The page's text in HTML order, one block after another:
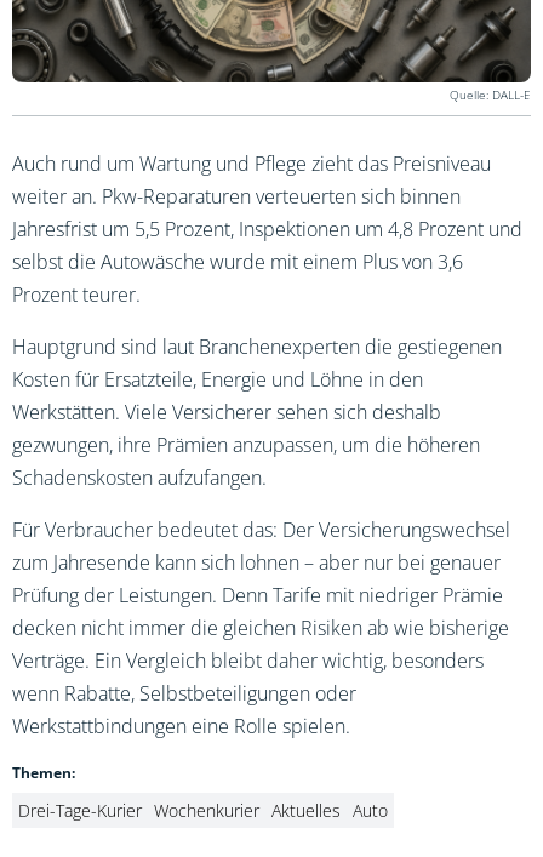
DALL-E
Auch rund um Wartung und Pflege zieht das Preisniveau
weiter an. Pkw-Reparaturen verteuerten sich binnen
Jahresfrist um 5,5 Prozent, Inspektionen um 4,8 Prozent und
selbst die Autowäsche wurde mit einem Plus von 3,6
Prozent teurer.
Hauptgrund sind laut Branchenexperten die gestiegenen
Kosten für Ersatzteile, Energie und Löhne in den
Werkstätten. Viele Versicherer sehen sich deshalb
gezwungen, ihre Prämien anzupassen, um die höheren
Schadenskosten aufzufangen.
Für Verbraucher bedeutet das: Der Versicherungswechsel
zum Jahresende kann sich lohnen – aber nur bei genauer
Prüfung der Leistungen. Denn Tarife mit niedriger Prämie
decken nicht immer die gleichen Risiken ab wie bisherige
Verträge. Ein Vergleich bleibt daher wichtig, besonders
wenn Rabatte, Selbstbeteiligungen oder
Werkstattbindungen eine Rolle spielen.
Themen:
Drei-Tage-Kurier Wochenkurier Aktuelles Auto